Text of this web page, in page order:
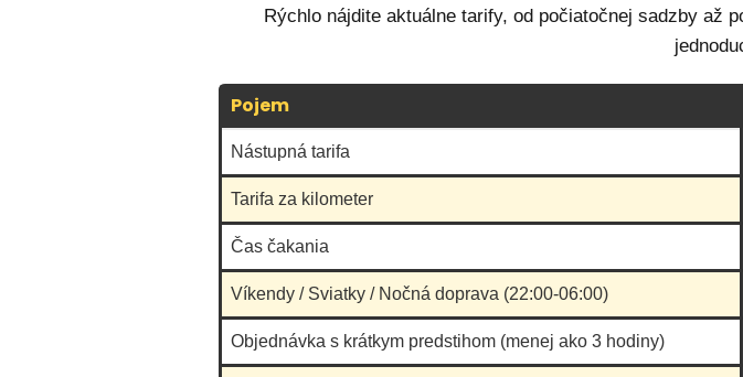
Rýchlo nájdite aktuálne tarify, od počiatočnej sadzby až
Pojem
Nástupná tarifa
Tarifa za kilometer
Čas čakania
Víkendy / Sviatky / Nočná doprava (22:00-06:00)
Objednávka s krátkym predstihom (menej ako 3 hodiny)